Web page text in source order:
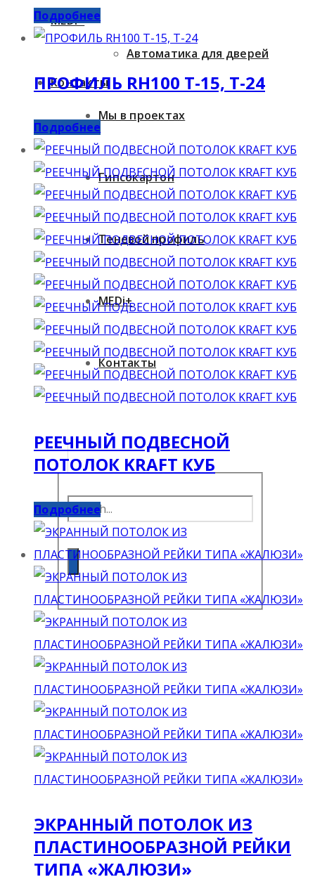
MEDi+
Контакты
Автоматика для дверей
Мы в проектах
Гипсокартон
Теневой профиль
MEDi+
Контакты
Подробнее
ПРОФИЛЬ RH100 T-15, T-24
Подробнее
РЕЕЧНЫЙ ПОДВЕСНОЙ
ПОТОЛОК KRAFT КУБ
Подробнее
ЭКРАННЫЙ ПОТОЛОК ИЗ
ПЛАСТИНООБРАЗНОЙ РЕЙКИ
ТИПА «ЖАЛЮЗИ»